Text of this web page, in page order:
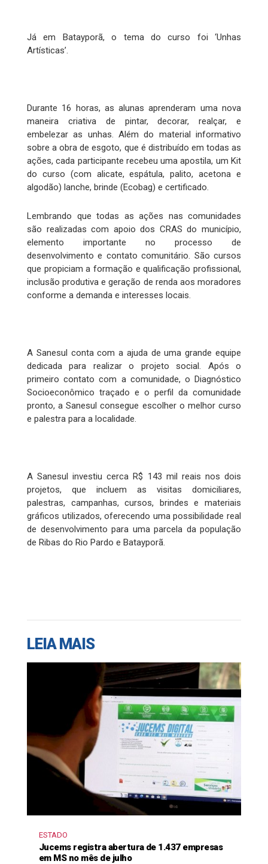
Já em Batayporã, o tema do curso foi ‘Unhas
Artísticas’.
Durante 16 horas, as alunas aprenderam uma nova
maneira criativa de pintar, decorar, realçar, e
embelezar as unhas. Além do material informativo
sobre a obra de esgoto, que é distribuído em todas as
ações, cada participante recebeu uma apostila, um Kit
do curso (com alicate, espátula, palito, acetona e
algodão) lanche, brinde (Ecobag) e certificado.
Lembrando que todas as ações nas comunidades
são realizadas com apoio dos CRAS do município,
elemento importante no processo de
desenvolvimento e contato comunitário. São cursos
que propiciam a formação e qualificação profissional,
inclusão produtiva e geração de renda aos moradores
conforme a demanda e interesses locais.
A Sanesul conta com a ajuda de uma grande equipe
dedicada para realizar o projeto social. Após o
primeiro contato com a comunidade, o Diagnóstico
Socioeconômico traçado e o perfil da comunidade
pronto, a Sanesul consegue escolher o melhor curso
e palestra para a localidade.
A Sanesul investiu cerca R$ 143 mil reais nos dois
projetos, que incluem as visitas domiciliares,
palestras, campanhas, cursos, brindes e materiais
gráficos utilizados, oferecendo uma possibilidade real
de desenvolvimento para uma parcela da população
de Ribas do Rio Pardo e Batayporã.
LEIA MAIS
ESTADO
Jucems registra abertura de 1.437 empresas
em MS no mês de julho